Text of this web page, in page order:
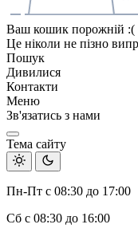
Ваш кошик порожній :(
Це ніколи не пізно
Пошук
Дивилися
Контакти
Меню
Зв'язатись з нами
Тема сайту
Пн-Пт с 08:30 до 17:00
Сб с 08:30 до 16:00